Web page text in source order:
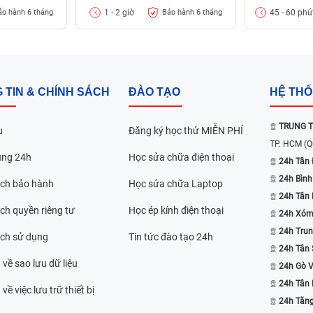
thuộc vào tình trạng và lượng khách tại
Mức giá được xây dựng dựa trên tình
dẫn dành cho khách hàng đặt lịch trước.
đều được bảo hành 6 tháng, giúp người
bền trong quá trình sử dụng.
hành 6 tháng 1 - 2 giờ Bảo hành 6 tháng 45 - 60
TIN & CHÍNH SÁCH
24h
bảo hành
quyền riêng tư
sử dụng
về sao lưu dữ liệu
về việc lưu trữ thiết bị
ĐÀO TẠO
Đăng ký học thử MIỄN PHÍ
Học sửa chữa điện thoại
Học sửa chữa Laptop
Học ép kính điện thoại
Tin tức đào tạo 24h
HỆ
TRUNG
TP. HCM
24h
24h
24h Tân
24h
24h
24h Tân
24h Gò
24h Tân
24h